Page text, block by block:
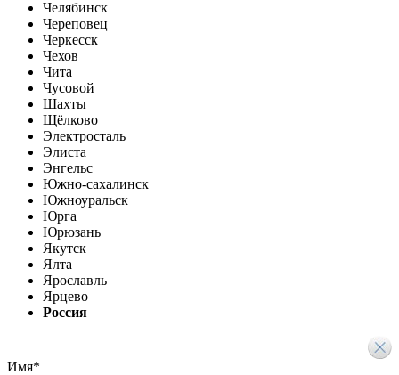
Челябинск
Череповец
Черкесск
Чехов
Чита
Чусовой
Шахты
Щёлково
Электросталь
Элиста
Энгельс
Южно-сахалинск
Южноуральск
Юрга
Юрюзань
Якутск
Ялта
Ярославль
Ярцево
Россия
Имя*